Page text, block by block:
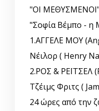
"ΟΙ
"Σοφία Βέμπο - η
1.ΑΓΓΕΛΕ ΜΟΥ
Νέιλορ ( Henry
2.ΡΟΣ & ΡΕΪΤΣΕΛ
Τζέιμς Φριτς (
24 ώρες από την